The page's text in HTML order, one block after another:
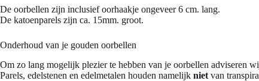
De oorbellen zijn inclusief oorhaakje ongeveer 6 cm. lang.
De katoenparels zijn ca. 15mm. groot.
Onderhoud van je gouden oorbellen
Om zo lang mogelijk plezier te hebben van je oorbellen adviseren
Parels, edelstenen en edelmetalen houden namelijk niet van